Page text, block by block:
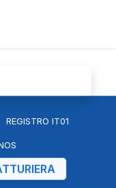
REGISTRO IT01